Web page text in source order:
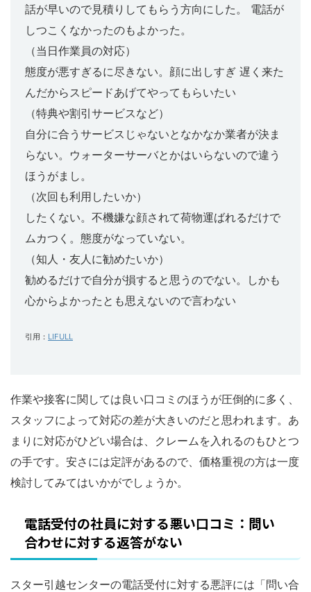
話が早いので見積りしてもらう方向にした。 電話が
しつこくなかったのもよかった。
（当日作業員の対応）
態度が悪すぎるに尽きない。顔に出しすぎ 遅く来た
んだからスピードあげてやってもらいたい
（特典や割引サービスなど）
自分に合うサービスじゃないとなかなか業者が決ま
らない。ウォーターサーバとかはいらないので違う
ほうがまし。
（次回も利用したいか）
したくない。不機嫌な顔されて荷物運ばれるだけで
ムカつく。態度がなっていない。
（知人・友人に勧めたいか）
勧めるだけで自分が損すると思うのでない。しかも
心からよかったとも思えないので言わない
引用： LIFULL
作業や接客に関しては良い口コミのほうが圧倒的に多く、
スタッフによって対応の差が大きいのだと思われます。あ
まりに対応がひどい場合は、クレームを入れるのもひとつ
の手です。安さには定評があるので、価格重視の方は一度
検討してみてはいかがでしょうか。
電話受付の社員に対する悪い口コミ：問い
合わせに対する返答がない
スター引越センターの電話受付に対する悪評には「問い合